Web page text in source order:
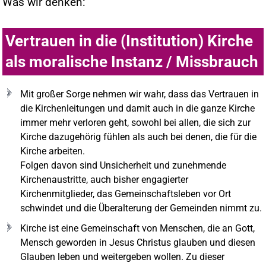
Vertrauen in die (Institution) Kirche
als moralische Instanz / Missbrauch
Mit großer Sorge nehmen wir wahr, dass das Vertrauen in
die Kirchenleitungen und damit auch in die ganze Kirche
immer mehr verloren geht, sowohl bei allen, die sich zur
Kirche dazugehörig fühlen als auch bei denen, die für die
Kirche arbeiten.
Folgen davon sind Unsicherheit und zunehmende
Kirchenaustritte, auch bisher engagierter
Kirchenmitglieder, das Gemeinschaftsleben vor Ort
schwindet und die Überalterung der Gemeinden nimmt zu.
Kirche ist eine Gemeinschaft von Menschen, die an Gott,
Mensch geworden in Jesus Christus glauben und diesen
Glauben leben und weitergeben wollen. Zu dieser